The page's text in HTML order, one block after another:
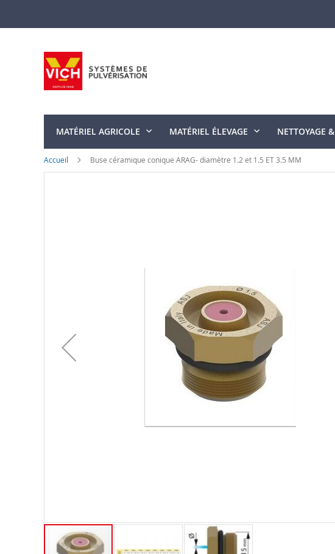
contenu
MATÉRIEL AGRICOLE MATÉRIEL ÉLEVAGE NETTOYAGE
Accueil Buse céramique conique ARAG- diamètre 1.2 et 1.5 ET 3.5 MM